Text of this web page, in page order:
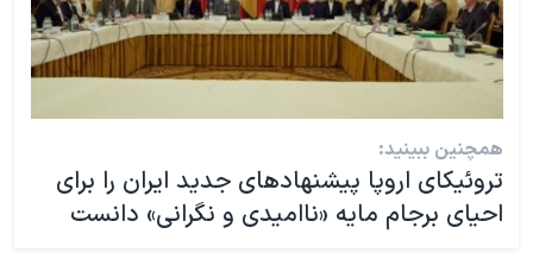
همچنین ببینید:
تروئیکای اروپا پیشنهادهای جدید ایران را برای
احیای برجام مایه «ناامیدی و نگرانی» دانست